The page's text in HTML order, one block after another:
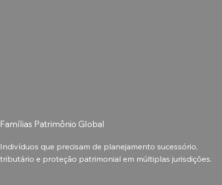
Indivíduos que precisam de planejamento sucessório,
tributário e proteção patrimonial em múltiplas jurisdições.
Famílias Patrimônio Global